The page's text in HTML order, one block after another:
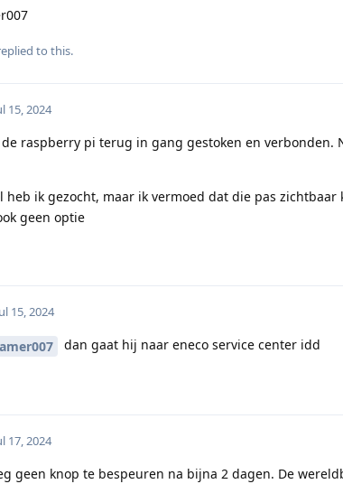
to this.
15, 2024
raspberry pi terug in gang gestoken en verbonden.
heb ik gezocht, maar ik vermoed dat die pas
geen optie
15, 2024
dan gaat hij naar eneco service center idd
17, 2024
geen knop te bespeuren na bijna 2 dagen. De